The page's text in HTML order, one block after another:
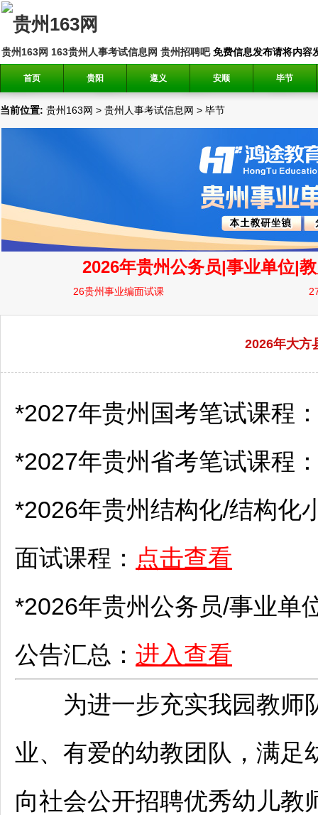
贵州163网 163贵州人事考试信息网 贵州招聘吧免费信息发布请将内容
首页 贵阳 遵义 安顺 毕节
当前位置: 贵州163网 > 贵州人事考试信息网 > 毕节
2026年大方
*2027年贵州国考笔试课程
*2027年贵州省考笔试课程
*2026年贵州结构化/结构化
面试课程： 点击查看
*2026年贵州公务员/事业单
公告汇总： 进入查看
为进一步充实我园教师
业、有爱的幼教团队，满足
向社会公开招聘优秀幼儿教